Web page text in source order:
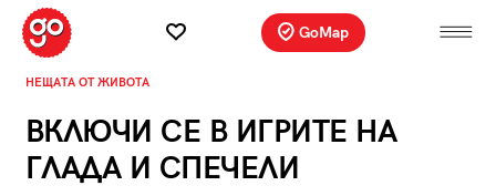
GoMap
НЕЩАТА ОТ ЖИВОТА
ВКЛЮЧИ СЕ В ИГРИТЕ НА
ГЛАДА И СПЕЧЕЛИ